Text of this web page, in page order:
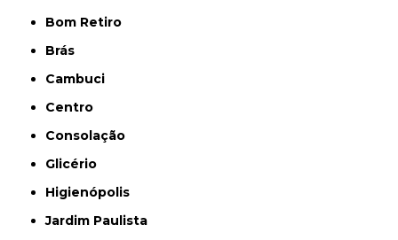
Bom Retiro
Brás
Cambuci
Centro
Consolação
Glicério
Higienópolis
Jardim Paulista